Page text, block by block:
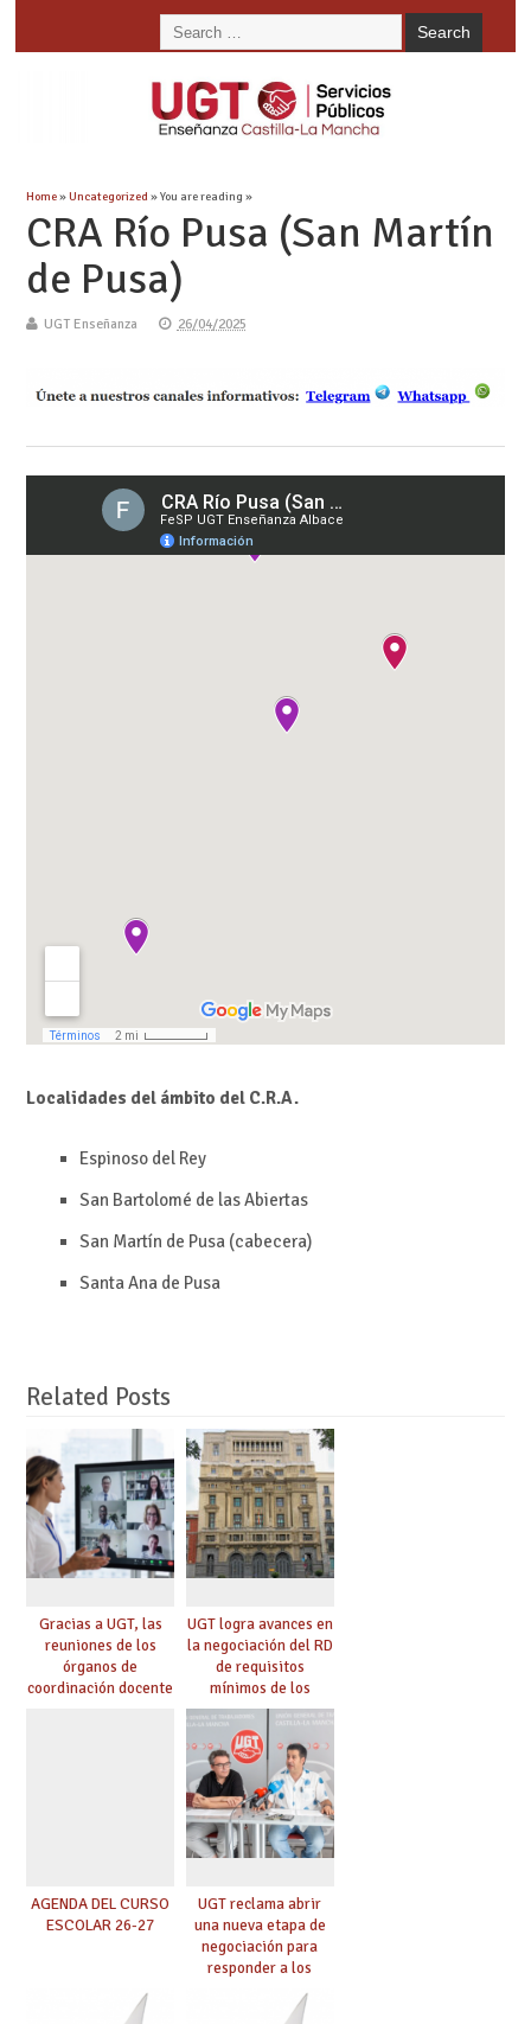
Home»Uncategorized » You are reading »
CRA Río Pusa (San Martín
de Pusa)
UGT Enseñanza 26/04/2025
Localidades del ámbito del C.R.A.
Espinoso del Rey
San Bartolomé de las Abiertas
San Martín de Pusa (cabecera)
Santa Ana de Pusa
Related Posts
Gracias a UGT, las
reuniones de los
órganos de
coordinación docente
UGT logra avances en
la negociación del RD
de requisitos
mínimos de los
centros educativos y
exige al Ministerio
que los compromisos
se materialicen con
la mayor agilidad
posible
AGENDA DEL CURSO
ESCOLAR 26-27
UGT reclama abrir
una nueva etapa de
negociación para
responder a los
nuevos desafíos de la
educación